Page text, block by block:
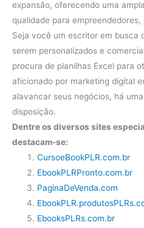
expansão, oferecendo uma
qualidade para
Seja você um escritor em busca
serem personalizados e
procura de planilhas Excel para
aficionado por marketing digital
alavancar seus negócios, há
disposição.
Dentre os diversos sites
destacam-se:
CursoeBookPLR.com.br
EbookPLRPronto.com.br
PaginaDeVenda.com
EbooksPLRs.com.br